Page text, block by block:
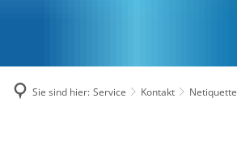
Sie sind hier: Service Kontakt Netiquette